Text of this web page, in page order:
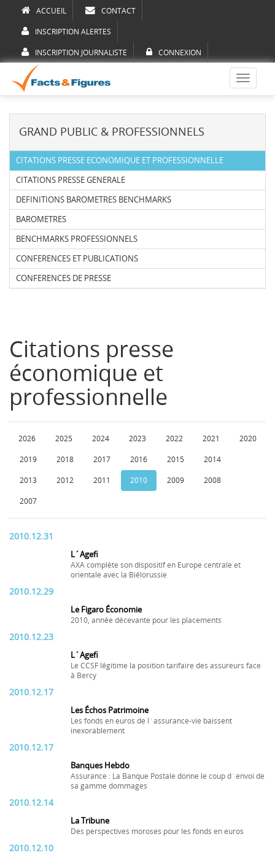
ACCUEIL CONTACT
INSCRIPTION ALERTES
INSCRIPTION JOURNALISTE CONNEXION
Toggle
GRAND PUBLIC & PROFESSIONNELS
CITATIONS PRESSE ECONOMIQUE ET PROFESSIONNELLE
CITATIONS PRESSE GENERALE
DEFINITIONS BAROMETRES BENCHMARKS
BAROMETRES
BENCHMARKS PROFESSIONNELS
CONFERENCES ET PUBLICATIONS
CONFERENCES DE PRESSE
Citations presse
économique et
professionnelle
2026 2025 2024 2023 2022 2021 2020
2019 2018 2017 2016 2015 2014
2013 2012 2011 2010 2009 2008
2007
2010.12.31
L´Agefi
AXA complète son dispositif en Europe centrale et
orientale avec la Biélorussie
2010.12.29
Le Figaro Économie
2010, année décevante pour les placements
2010.12.23
L´Agefi
Le CCSF légitime la position tarifaire des assureurs face
à Bercy
2010.12.17
Les Échos Patrimoine
Les fonds en euros de l´assurance-vie baissent
inexorablement
2010.12.17
Banques Hebdo
Assurance : La Banque Postale donne le coup d´envoi de
sa gamme dommages
2010.12.14
La Tribune
Des perspectives moroses pour les fonds en euros
2010.12.10